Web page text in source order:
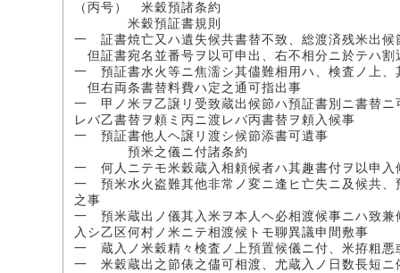
（丙号） 米穀預諸条約
米穀預証書規則
一 証書焼亡又ハ遺失候共書替不致、総渡済残米出候
但証書宛名並番号ヲ以可申出、右不相分ニ於テハ割
一 預証書水火等ニ焦濡シ其儘難相用ハ、検査ノ上、
但右両条書替料費ハ定之通可指出事
一 甲ノ米ヲ乙譲リ受致蔵出候節ハ預証書別ニ書替ニ
レバ乙書替ヲ頼ミ丙ニ渡レバ丙書替ヲ頼入候事
一 預証書他人ヘ譲リ渡シ候節添書可遺事
預米之儀ニ付諸条約
一 何人ニテモ米穀蔵入相頼候者ハ其趣書付ヲ以申入
一 預米水火盗難其他非常ノ変ニ逢ヒ亡失ニ及候共、
之事
一 預米蔵出ノ儀其入米ヲ本人ヘ必相渡候事ニハ致兼
入シ乙区何村ノ米ニテ相渡候トモ聊異議申間敷事
一 蔵入ノ米穀精々検査ノ上預置候儀ニ付、米拵粗悪
一 米穀蔵出之節俵之儘可相渡、尤蔵入ノ日数長短ニ